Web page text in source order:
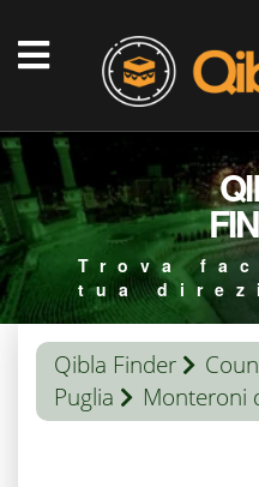
Trova
tua
Qibla Finder
Puglia
Monteroni